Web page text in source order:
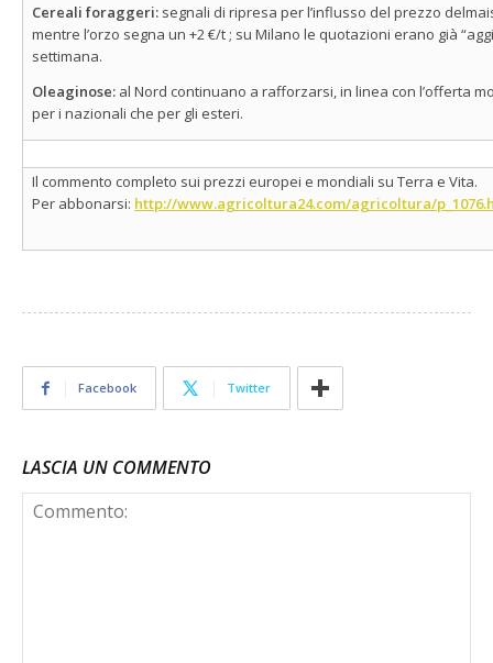
Cereali foraggeri: segnali di ripresa per l’influsso del prezzo
mentre l’orzo segna un +2 €/t ; su Milano le quotazioni erano già
settimana.
Oleaginose: al Nord continuano a rafforzarsi, in linea con l’offerta
per i nazionali che per gli esteri.
Il commento completo sui prezzi europei e mondiali su Terra e Vita.
Per abbonarsi: http://www.agricoltura24.com/agricoltura/
Facebook Twitter
LASCIA UN COMMENTO